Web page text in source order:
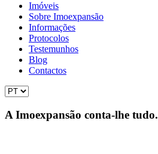
Imóveis
Sobre Imoexpansão
Informações
Protocolos
Testemunhos
Blog
Contactos
A Imoexpansão conta-lhe tudo.